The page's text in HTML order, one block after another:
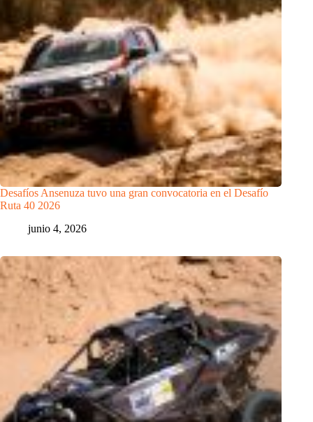
Desafíos Ansenuza tuvo una gran convocatoria en el Desafío
Ruta 40 2026
junio 4, 2026